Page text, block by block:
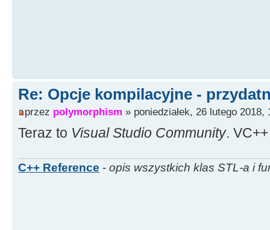
Re: Opcje kompilacyjne -
przez polymorphism » poniedziałek, 26 lutego 2018,
Teraz to Visual Studio Community.
C++ Reference - opis wszystkich klas STL-a i